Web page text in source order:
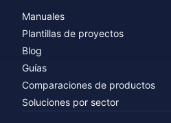
Manuales
Plantillas de proyectos
Blog
Guías
Comparaciones de productos
Soluciones por sector